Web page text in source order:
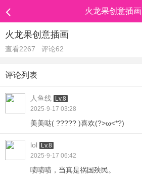
火龙果创意插画
火龙果创意插画
查看2267 评论62
评论列表
人鱼线 Lv.8
2025-9-17 03:28
美美哒( ????? )喜欢(?>ω<*?)
lol Lv.8
2025-9-17 06:42
啧啧啧，当真是祸国殃民。